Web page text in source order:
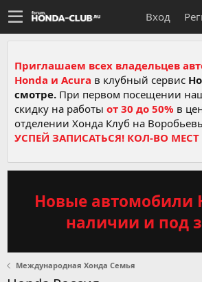
Вход
Приглашаем всех владельцев
Honda и Acura в клубный сервис
смотре. При первом посещении
скидку на работы от 30 до 50% в
отделении Хонда Клуб на
УСПЕЙ ЗАПИСАТЬСЯ! КОЛ-ВО
Новые автомобили
наличии и под
Международная Хонда Семья